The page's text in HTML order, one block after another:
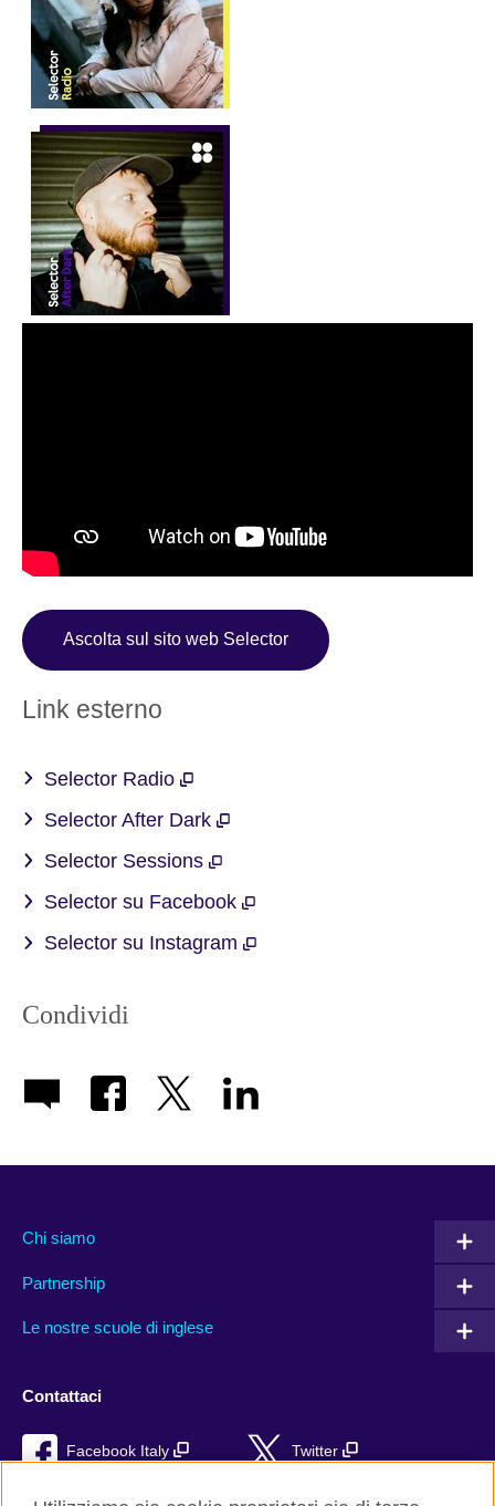
Ascolta sul sito web Selector
Link esterno
Selector Radio
Selector After Dark
Selector Sessions
Selector su Facebook
Selector su Instagram
Condividi
Chi siamo
Partnership
Le nostre scuole di inglese
Contattaci
Facebook Italy Twitter
YouTube TikTok